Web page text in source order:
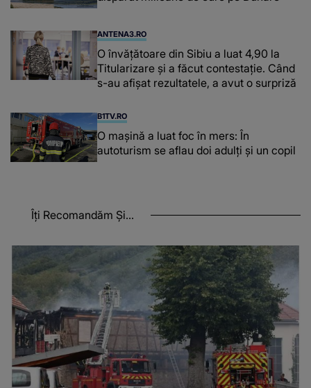
ANTENA3.RO
O învățătoare din Sibiu a luat 4,90 la
Titularizare și a făcut contestație. Când
s-au afișat rezultatele, a avut o surpriză
B1TV.RO
O maşină a luat foc în mers: În
autoturism se aflau doi adulți și un copil
Îți Recomandăm Și...